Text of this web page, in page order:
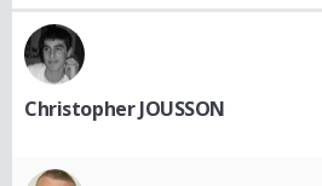
Christopher JOUSSON